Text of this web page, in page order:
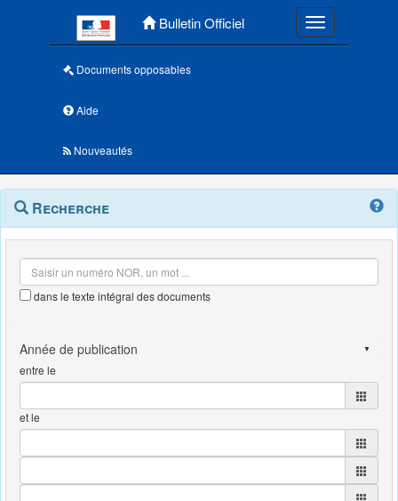
Bulletin Officiel Toggle
Documents opposables
Aide
Nouveautés
Navigation
outils
Menu
contextuel
Recherche
dans le texte intégral des documents
entre le
et le